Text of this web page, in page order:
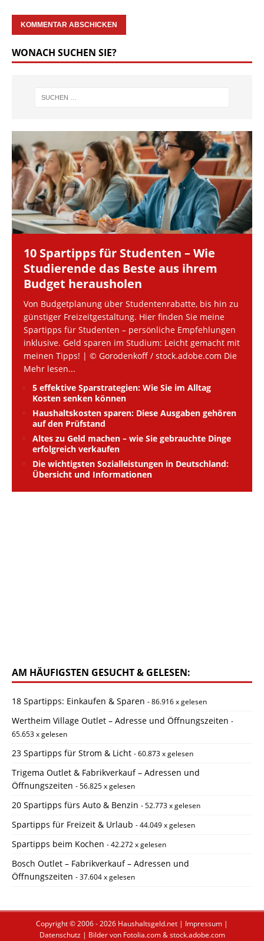
WONACH SUCHEN SIE?
10 Spartipps für Studenten – Wie
Studierende das Beste aus ihrem
Budget herausholen
Von Budgetplanung über Studentenrabatte, bis hin zu
günstiger Freizeitgestaltung. Hier finden Sie meine
Spartipps für Studenten – persönliche Empfehlungen
inklusive. Geld sparen im Studium: Leicht gemacht mit
meinen Tipps! | © Gorodenkoff / stock.adobe.com Die
Mehr lesen...
5 effektive Sparstrategien: Wie Sie im Alltag
Kosten senken können
Haushaltskosten sparen: Diese Ausgaben gehören
auf den Prüfstand
Altes zu Geld machen – wie Sie gebrauchte Dinge
erfolgreich verkaufen
Die wichtigsten Sozialleistungen in Deutschland:
Übersicht und Informationen
AM HÄUFIGSTEN GESUCHT & GELESEN:
18 Spartipps: Einkaufen & Sparen - 86.916 x gelesen
Wertheim Village Outlet – Adresse und Öffnungszeiten -
65.653 x gelesen
23 Spartipps für Strom & Licht - 60.873 x gelesen
Trigema Outlet & Fabrikverkauf – Adressen und
Öffnungszeiten - 56.825 x gelesen
20 Spartipps fürs Auto & Benzin - 52.773 x gelesen
Spartipps für Freizeit & Urlaub - 44.049 x gelesen
Spartipps beim Kochen - 42.272 x gelesen
Bosch Outlet – Fabrikverkauf – Adressen und
Öffnungszeiten - 37.604 x gelesen
Copyright © 2006 - 2026 Haushaltsgeld.net | Impressum |
Datenschutz| Bilder von Fotolia.com & stock.adobe.com